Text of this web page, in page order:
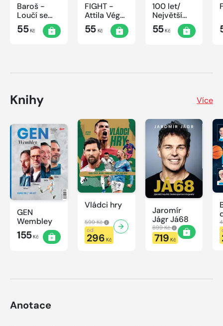
Baroš -
Loučí se
dravec
55Kč
FIGHT -
Attila Végh
vs. Karlos
Vémola
55Kč
100 let/
Největší
okamžiky
českého
55Kč
Knihy Více
GEN
Wembley
155Kč
Vládci hry
599 Kč
od
296 Kč
Jaromír
Jágr Já68
899 Kč
719 Kč
Anotace